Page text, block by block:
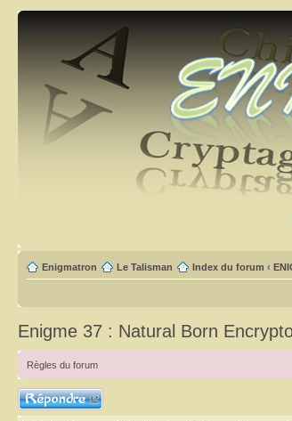
Enigmatron Le Talisman Index du forum ‹
Enigme 37 : Natural Born
Règles du forum
Répondre